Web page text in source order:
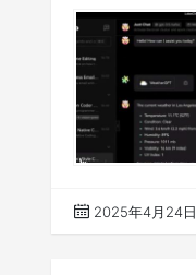
2025年4月24日